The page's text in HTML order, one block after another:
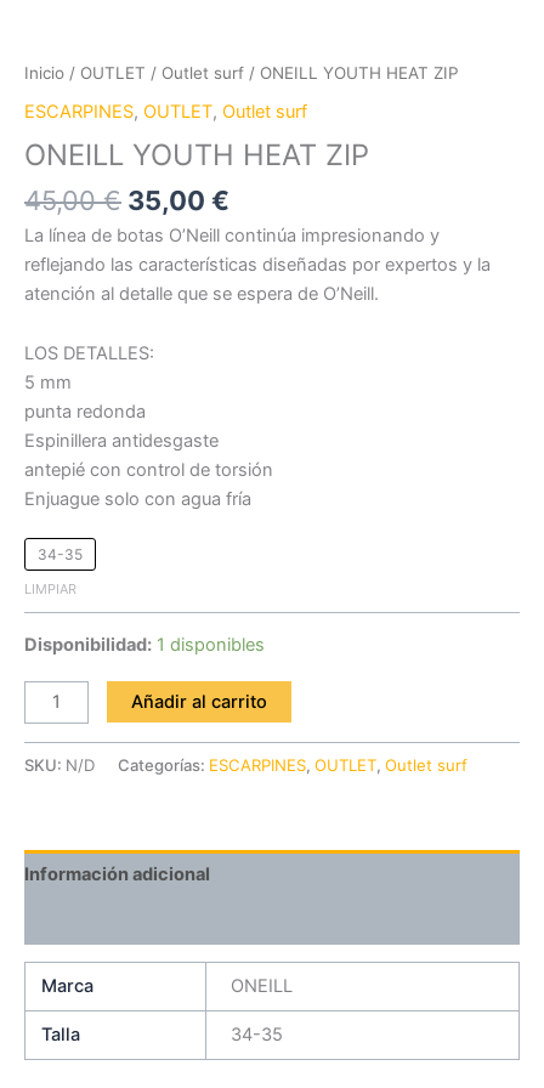
Inicio / OUTLET / Outlet surf / ONEILL YOUTH HEAT ZIP
ESCARPINES, OUTLET, Outlet surf
ONEILL YOUTH HEAT ZIP
45,00€ 35,00 €
La línea de botas O’Neill continúa impresionando y
reflejando las características diseñadas por expertos y la
atención al detalle que se espera de O’Neill.
LOS DETALLES:
5 mm
punta redonda
Espinillera antidesgaste
antepié con control de torsión
Enjuague solo con agua fría
34-35
LIMPIAR
Disponibilidad: 1 disponibles
Añadir al carrito
SKU: N/D Categorías: ESCARPINES, OUTLET, Outlet surf
Información adicional
Marca ONEILL
Talla 34-35